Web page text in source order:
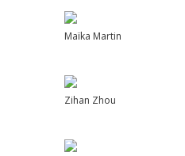
Maïka Martin
Zihan Zhou